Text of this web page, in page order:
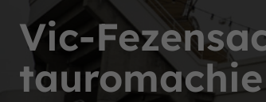
Vic-
tauromachie